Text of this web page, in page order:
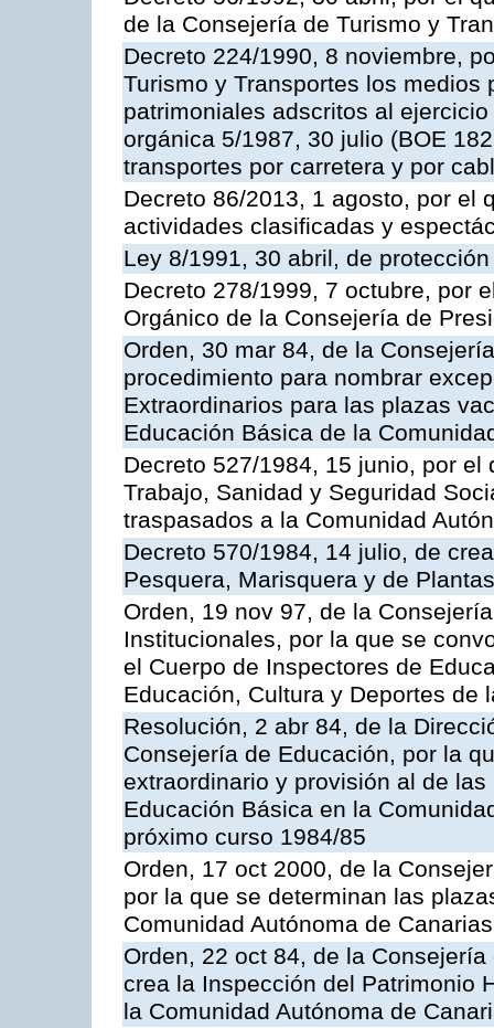
de la Consejería de Turismo y
Decreto 224/1990, 8 noviembre,
Turismo y Transportes los
patrimoniales adscritos al
orgánica 5/1987, 30 julio (BOE
transportes por carretera y por
Decreto 86/2013, 1 agosto, por el
actividades clasificadas y
Ley 8/1991, 30 abril, de
Decreto 278/1999, 7 octubre, por
Orgánico de la Consejería de
Orden, 30 mar 84, de la
procedimiento para nombrar
Extraordinarios para las plazas
Educación Básica de la
Decreto 527/1984, 15 junio, por
Trabajo, Sanidad y Seguridad
traspasados a la Comunidad
Decreto 570/1984, 14 julio, de
Pesquera, Marisquera y de
Orden, 19 nov 97, de la
Institucionales, por la que se
el Cuerpo de Inspectores de
Educación, Cultura y Deportes de
Resolución, 2 abr 84, de la
Consejería de Educación, por la
extraordinario y provisión al de
Educación Básica en la
próximo curso 1984/85
Orden, 17 oct 2000, de la
por la que se determinan las
Comunidad Autónoma de Canarias
Orden, 22 oct 84, de la
crea la Inspección del Patrimonio
la Comunidad Autónoma de